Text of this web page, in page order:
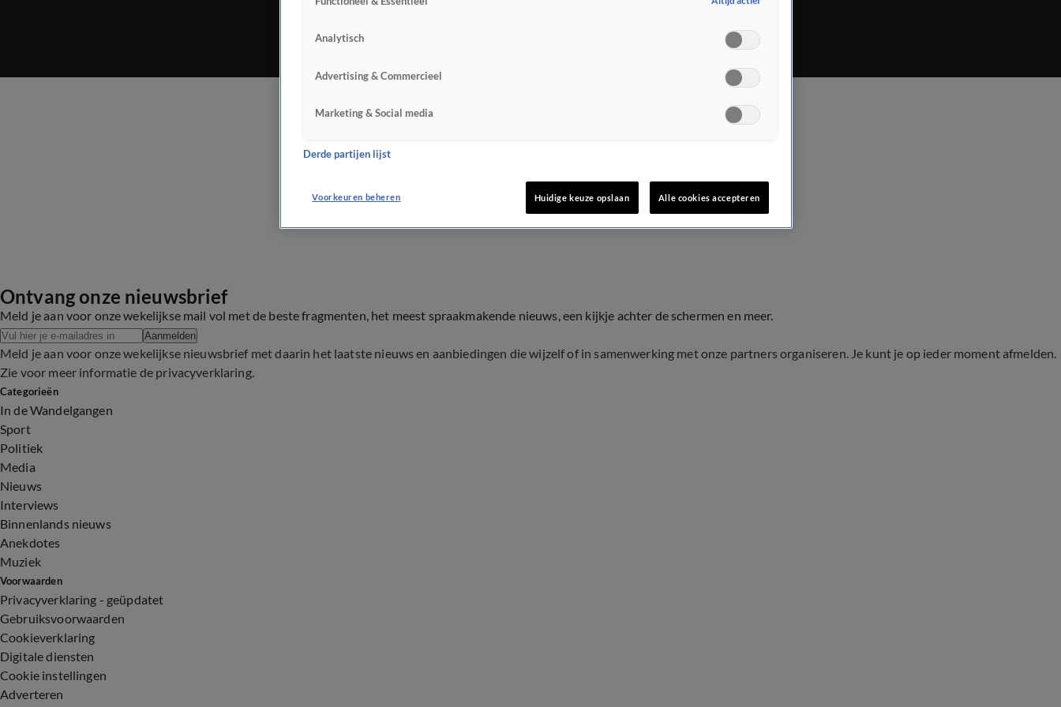
Ontvang onze nieuwsbrief
Meld je aan voor onze wekelijkse mail vol met de beste fragmenten, het meest spraakmakende nieuws, een kijkje achter de schermen en meer.
Aanmelden
Meld je aan voor onze wekelijkse nieuwsbrief met daarin het laatste nieuws en aanbiedingen die wijzelf of in samenwerking met onze partners organiseren. Je kunt je op ieder moment afmelden.
Zie voor meer informatie de privacyverklaring.
Categorieën
In de Wandelgangen
Sport
Politiek
Media
Nieuws
Interviews
Binnenlands nieuws
Anekdotes
Muziek
Voorwaarden
Privacyverklaring - geüpdatet
Gebruiksvoorwaarden
Cookieverklaring
Digitale diensten
Cookie instellingen
Adverteren
Analytisch
Advertising & Commercieel
Marketing & Social media
Derde partijen lijst
Voorkeuren beheren Huidige keuze opslaan Alle cookies accepteren